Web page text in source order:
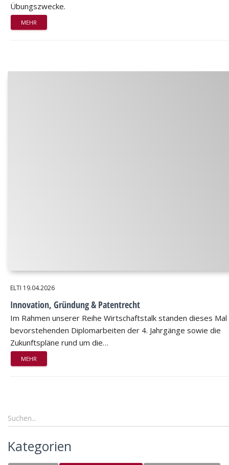
Übungszwecke.
MEHR
ELTI 19.04.2026
Innovation, Gründung & Patentrecht
Im Rahmen unserer Reihe Wirtschaftstalk standen dieses Mal
bevorstehenden Diplomarbeiten der 4. Jahrgänge sowie die
Zukunftspläne rund um die…
MEHR
Kategorien